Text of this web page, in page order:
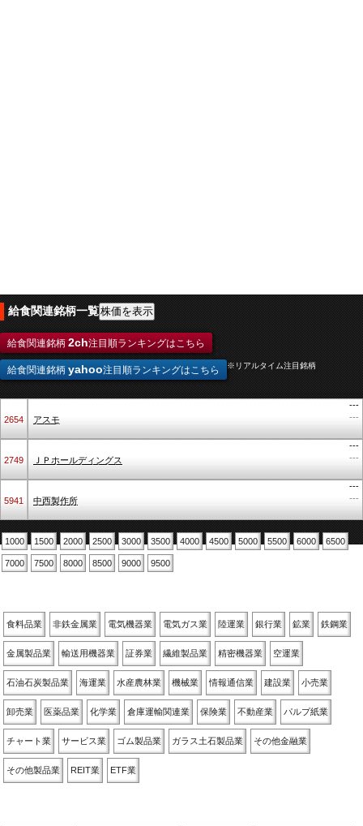
給食関連銘柄一覧
給食関連銘柄 2ch注目順ランキングはこちら
給食関連銘柄 yahoo注目順ランキングはこちら ※リアルタイム注目銘柄
2654 アスモ
---
---
2749 ＪＰホールディングス
---
---
5941 中西製作所
---
---
1000 1500 2000 2500 3000 3500 4000 4500 5000 5500 6000 6500
7000 7500 8000 8500 9000 9500
食料品業 非鉄金属業 電気機器業 電気ガス業 陸運業 銀行業 鉱業 鉄鋼業
金属製品業 輸送用機器業 証券業 繊維製品業 精密機器業 空運業
石油石炭製品業 海運業 水産農林業 機械業 情報通信業 建設業 小売業
卸売業 医薬品業 化学業 倉庫運輸関連業 保険業 不動産業 パルプ紙業
チャート業 サービス業 ゴム製品業 ガラス土石製品業 その他金融業
その他製品業 REIT業 ETF業